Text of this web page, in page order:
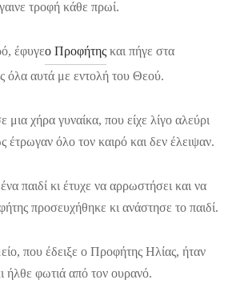
τροφή κάθε πρωί.
έφυγεο Προφήτης και πήγε στα
όλα αυτά με εντολή του Θεού.
μια χήρα γυναίκα, που είχε λίγο αλεύρι
έτρωγαν όλο τον καιρό και δεν έλειψαν.
παιδί κι έτυχε να αρρωστήσει και να
προσευχήθηκε κι ανάστησε το παιδί.
που έδειξε ο Προφήτης Ηλίας, ήταν
ήλθε φωτιά από τον ουρανό.